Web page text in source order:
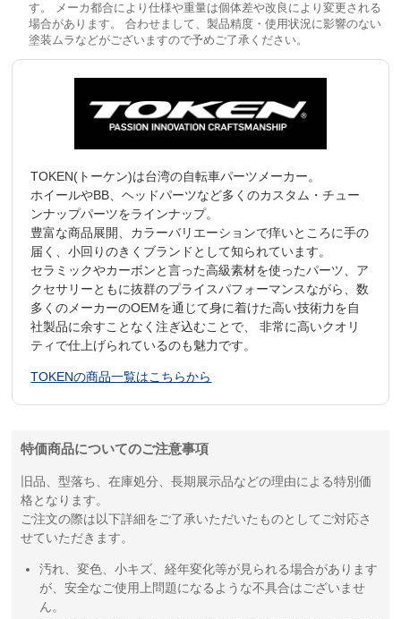
す。 メーカ都合により仕様や重量は個体差や改良により変更される
場合があります。 合わせまして、製品精度・使用状況に影響のない
塗装ムラなどがございますので予めご了承ください。
TOKEN(トーケン)は台湾の自転車パーツメーカー。
ホイールやBB、ヘッドパーツなど多くのカスタム・チュー
ンナップパーツをラインナップ。
豊富な商品展開、カラーバリエーションで痒いところに手の
届く、小回りのきくブランドとして知られています。
セラミックやカーボンと言った高級素材を使ったパーツ、ア
クセサリーともに抜群のプライスパフォーマンスながら、数
多くのメーカーのOEMを通じて身に着けた高い技術力を自
社製品に余すことなく注ぎ込むことで、 非常に高いクオリ
ティで仕上げられているのも魅力です。
TOKENの商品一覧はこちらから
特価商品についてのご注意事項
旧品、型落ち、在庫処分、長期展示品などの理由による特別価
格となります。
ご注文の際は以下詳細をご了承いただいたものとしてご対応さ
せていただきます。
汚れ、変色、小キズ、経年変化等が見られる場合があります
が、安全なご使用上問題になるような不具合はございませ
ん。